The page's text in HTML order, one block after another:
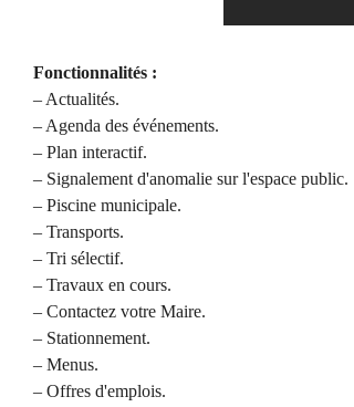
Fonctionnalités :
– Actualités.
– Agenda des événements.
– Plan interactif.
– Signalement d'anomalie sur l'espace public.
– Piscine municipale.
– Transports.
– Tri sélectif.
– Travaux en cours.
– Contactez votre Maire.
– Stationnement.
– Menus.
– Offres d'emplois.